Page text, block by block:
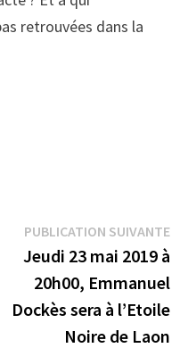
retrouvées dans la
:
PUBLICATION SUIVANTE
Jeudi 23 mai 2019 à
20h00, Emmanuel
Dockès sera à l’Etoile
Noire de Laon